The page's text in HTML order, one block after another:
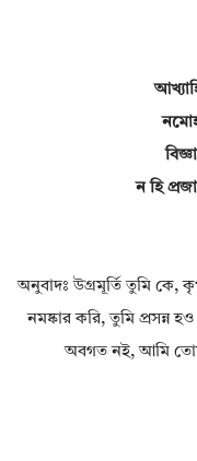
ন হি
অনুবাদঃ উগ্রমূর্তি তুমি কে,
নমষ্কার করি, তুমি প্রসন্ন
অবগত নই, আমি